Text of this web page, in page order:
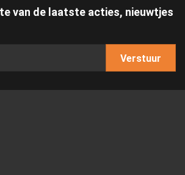
van de laatste acties, nieuwtjes
Verstuur